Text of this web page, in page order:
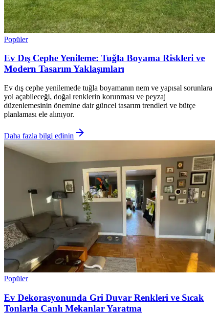
Popüler
Ev Dış Cephe Yenileme: Tuğla Boyama Riskleri ve
Modern Tasarım Yaklaşımları
Ev dış cephe yenilemede tuğla boyamanın nem ve yapısal sorunlara
yol açabileceği, doğal renklerin korunması ve peyzaj
düzenlemesinin önemine dair güncel tasarım trendleri ve bütçe
planlaması ele alınıyor.
Daha fazla bilgi edinin
Popüler
Ev Dekorasyonunda Gri Duvar Renkleri ve Sıcak
Tonlarla Canlı Mekanlar Yaratma